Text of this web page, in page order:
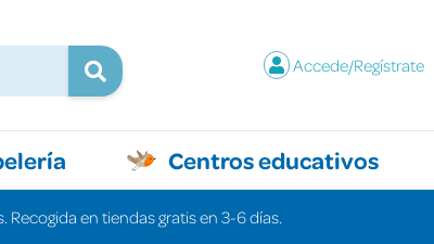
Accede/Regístrate
Centros educativos
en tiendas gratis en 3-6 días.